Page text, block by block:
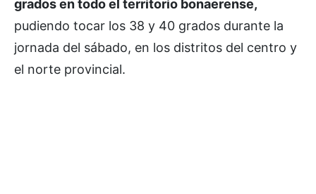
grados en todo el territorio bonaerense,
pudiendo tocar los 38 y 40 grados durante la
jornada del sábado, en los distritos del centro y
el norte provincial.